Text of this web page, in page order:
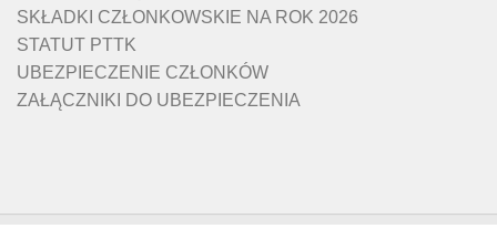
SKŁADKI CZŁONKOWSKIE NA ROK 2026
STATUT PTTK
UBEZPIECZENIE CZŁONKÓW
ZAŁĄCZNIKI DO UBEZPIECZENIA